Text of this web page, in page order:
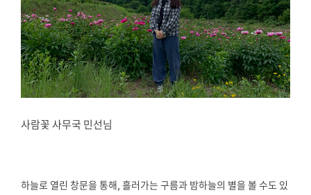
사람꽃 사무국 민선님
하늘로 열린 창문을 통해, 흘러가는 구름과 밤하늘의 별을 볼 수도 있